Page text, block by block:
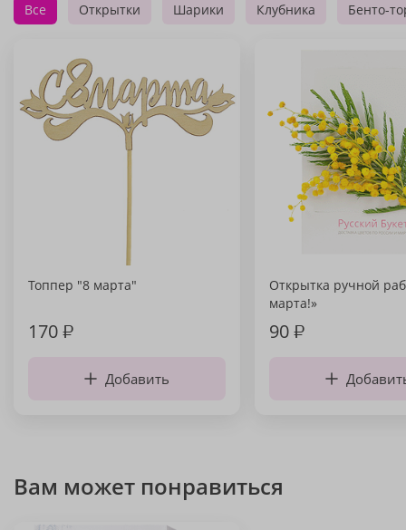
Все Открытки Шарики Клубника Бенто-
Топпер "8 марта"
170₽
Добавить
Открытка ручной
марта!»
90₽
Вам может понравиться